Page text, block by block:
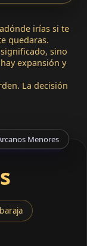
irías si te
quedaras.
sino
expansión y
La decisión
Menores